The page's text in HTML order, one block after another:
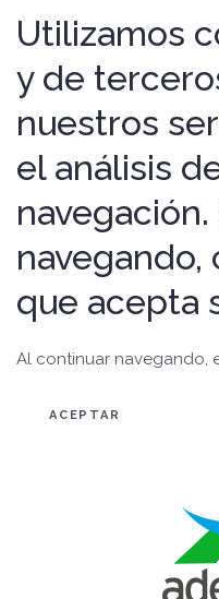
Utilizamos
y de
nuestros
el análisis
navegando,
que acepta
Al continuar navegando,
ACEPTAR